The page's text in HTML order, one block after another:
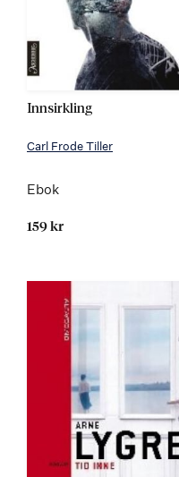
Innsirkling
Carl Frode Tiller
Ebok
159 kr